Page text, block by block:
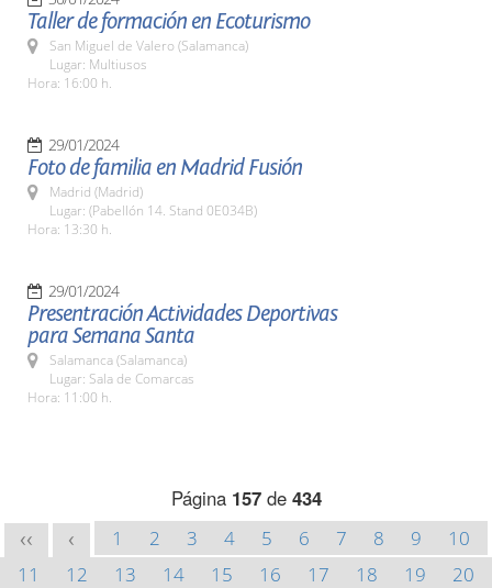
Taller de formación en Ecoturismo
San Miguel de Valero (Salamanca)
Lugar: Multiusos
Hora: 16:00 h.
29/01/2024
Foto de familia en Madrid Fusión
Madrid (Madrid)
Lugar: (Pabellón 14. Stand 0E034B)
Hora: 13:30 h.
29/01/2024
Presentración Actividades Deportivas
para Semana Santa
Salamanca (Salamanca)
Lugar: Sala de Comarcas
Hora: 11:00 h.
Página 157de 434
<< < 1 2 3 4 5 6 7 8 9
10
11
12 13 14 15 16 17 18 19
20